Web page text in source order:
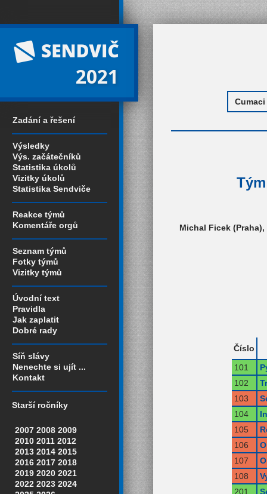
2021
Zadání a řešení
Výsledky
Výs. začátečníků
Statistika úkolů
Vizitky úkolů
Statistika Sendviče
Reakce týmů
Komentáře orgů
Seznam týmů
Fotky týmů
Vizitky týmů
Úvodní text
Pravidla
Jak zaplatit
Dobré rady
Síň slávy
Nenechte si ujít ...
Kontakt
Starší ročníky
2007 2008 2009
2010 2011 2012
2013 2014 2015
2016 2017 2018
2019 2020 2021
2022 2023 2024
Michal Ficek
Číslo
101
102
103
104
105
106
107
108
201